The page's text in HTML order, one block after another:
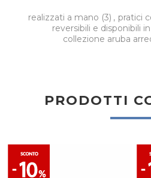
realizzati a mano (3) , pratici
reversibili e disponibili
collezione aruba
PRODOTTI